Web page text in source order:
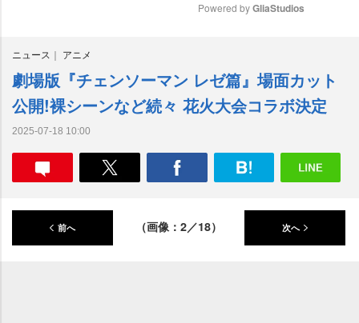
e
Powered by GliaStudios
ニュース アニメ
劇場版『チェンソーマン レゼ篇』場面カット
公開!裸シーンなど続々 花火大会コラボ決定
2025-07-18 10:00
前へ （画像：2／18） 次へ